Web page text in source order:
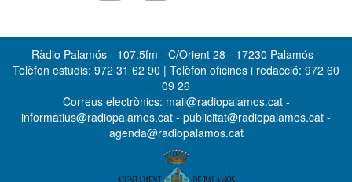
Ràdio Palamós - 107.5fm - C/Orient 28 - 17230 Palamós -
Telèfon estudis: 972 31 62 90 | Telèfon oficines i redacció: 972 60
09 26
Correus electrònics: mail@radiopalamos.cat -
informatius@radiopalamos.cat - publicitat@radiopalamos.cat -
agenda@radiopalamos.cat